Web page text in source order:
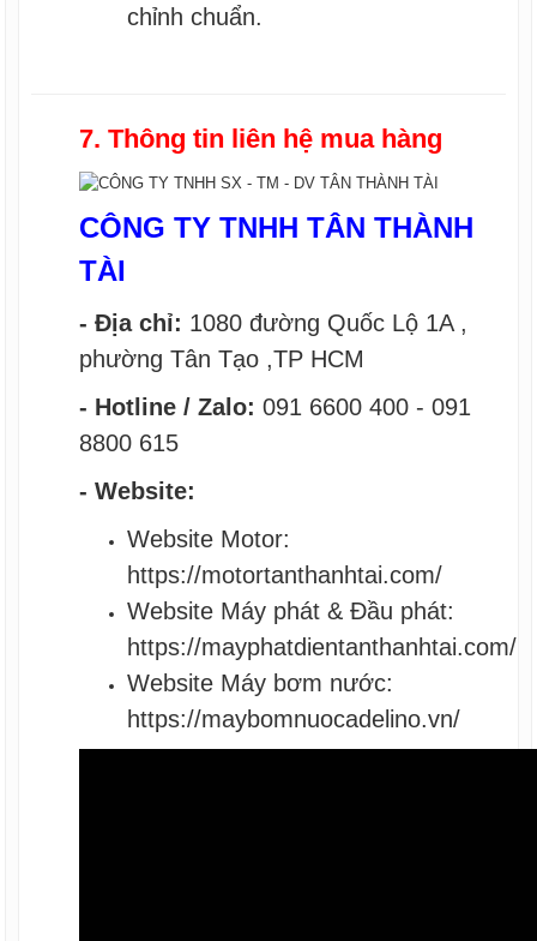
chỉnh chuẩn.
7. Thông tin liên hệ mua hàng
CÔNG TY TNHH TÂN THÀNH
TÀI
- Địa chỉ: 1080 đường Quốc Lộ 1A ,
phường Tân Tạo ,TP HCM
- Hotline / Zalo: 091 6600 400 - 091
8800 615
- Website:
Website Motor:
https://motortanthanhtai.com/
Website Máy phát & Đầu phát:
https://mayphatdientanthanhtai.com/
Website Máy bơm nước:
https://maybomnuocadelino.vn/